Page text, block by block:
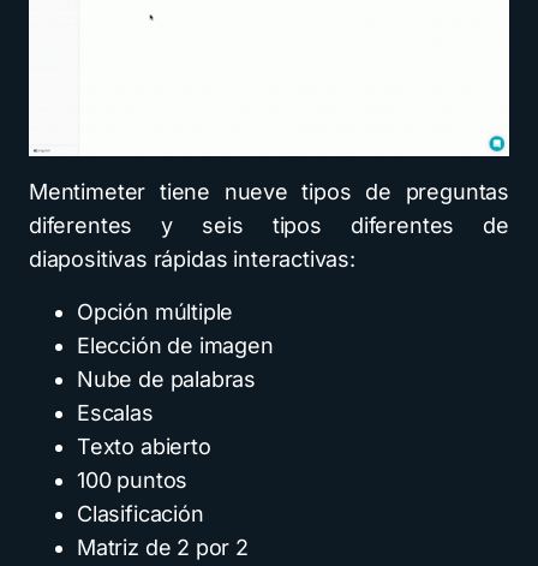
Mentimeter tiene nueve tipos de preguntas
diferentes y seis tipos diferentes de
diapositivas rápidas interactivas:
Opción múltiple
Elección de imagen
Nube de palabras
Escalas
Texto abierto
100 puntos
Clasificación
Matriz de 2 por 2